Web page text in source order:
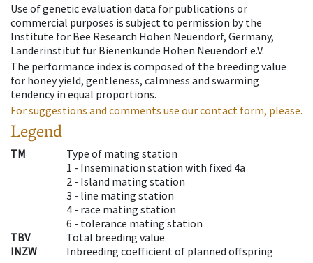
Use of genetic evaluation data for publications or
commercial purposes is subject to permission by the
Institute for Bee Research Hohen Neuendorf, Germany,
Länderinstitut für Bienenkunde Hohen Neuendorf e.V.
The performance index is composed of the breeding value
for honey yield, gentleness, calmness and swarming
tendency in equal proportions.
For suggestions and comments use our contact form, please.
Legend
TM
Type of mating station
1 - Insemination station with fixed 4a
2 - Island mating station
3 - line mating station
4 - race mating station
6 - tolerance mating station
TBV
Total breeding value
INZW
Inbreeding coefficient of planned offspring